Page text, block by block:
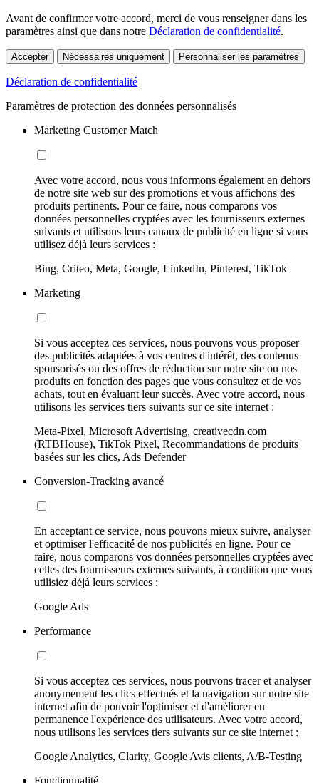
Avant de confirmer votre accord, merci de vous renseigner dans les
paramètres ainsi que dans notre Déclaration de confidentialité.
Accepter Nécessaires uniquement Personnaliser les paramètres
Déclaration de confidentialité
Paramètres de protection des données personnalisés
Marketing Customer Match
Avec votre accord, nous vous informons également en dehors
de notre site web sur des promotions et vous affichons des
produits pertinents. Pour ce faire, nous comparons vos
données personnelles cryptées avec les fournisseurs externes
suivants et utilisons leurs canaux de publicité en ligne si vous
utilisez déjà leurs services :
Bing, Criteo, Meta, Google, LinkedIn, Pinterest, TikTok
Marketing
Si vous acceptez ces services, nous pouvons vous proposer
des publicités adaptées à vos centres d'intérêt, des contenus
sponsorisés ou des offres de réduction sur notre site ou nos
produits en fonction des pages que vous consultez et de vos
achats, tout en évaluant leur succès. Avec votre accord, nous
utilisons les services tiers suivants sur ce site internet :
Meta-Pixel, Microsoft Advertising, creativecdn.com
(RTBHouse), TikTok Pixel, Recommandations de produits
basées sur les clics, Ads Defender
Conversion-Tracking avancé
En acceptant ce service, nous pouvons mieux suivre, analyser
et optimiser l'efficacité de nos publicités en ligne. Pour ce
faire, nous comparons vos données personnelles cryptées avec
celles des fournisseurs externes suivants, à condition que vous
utilisiez déjà leurs services :
Google Ads
Performance
Si vous acceptez ces services, nous pouvons tracer et analyser
anonymement les clics effectués et la navigation sur notre site
internet afin de pouvoir l'optimiser et d'améliorer en
permanence l'expérience des utilisateurs. Avec votre accord,
nous utilisons les services tiers suivants sur ce site internet :
Google Analytics, Clarity, Google Avis clients, A/B-Testing